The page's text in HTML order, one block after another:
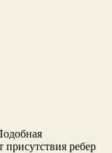
присутствия ребер